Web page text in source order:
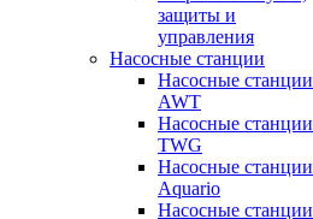
защиты и
управления
Насосные станции
Насосные станции
AWT
Насосные станции
TWG
Насосные станции
Aquario
Насосные станции